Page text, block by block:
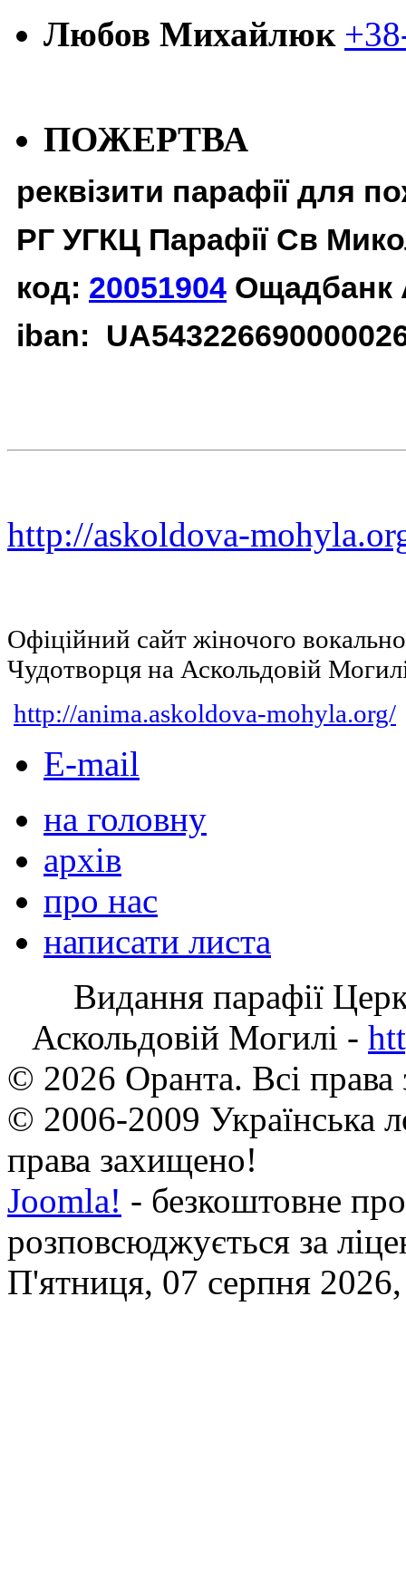
Любов Михайлюк
ПОЖЕРТВА
реквізити парафії для
РГ УГКЦ Парафії Св
код: 20051904 Ощадбанк
iban:
http://askoldova-
Офіційний сайт жіночого
Чудотворця на Аскольдовій
http://anima.askoldova-mohyla.org/
E-mail
на головну
архів
про нас
написати листа
Видання парафії
Аскольдовій Могилі -
© 2026 Оранта. Всі
© 2006-2009 Українська
права захищено!
Joomla! - безкоштовне
розповсюджується за
П'ятниця, 07 серпня